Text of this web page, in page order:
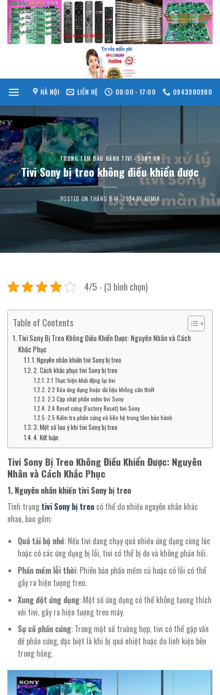
Skip
content
HÀ NỘI LIÊN HỆ 08:00 - 17:00 0943980980
TRUNG TÂM BẢO HÀNH TIVI - SONY VN
Tivi Sony bị treo không điều khiển được
POSTED ON THÁNG 9 14, 2024BYADMIN
4/5 - (3 bình chọn)
Table of Contents
Tivi Sony Bị Treo Không Điều Khiển Được: Nguyên Nhân và Cách
Khắc Phục
1. Nguyên nhân khiến tivi Sony bị treo
2. Cách khắc phục tivi Sony bị treo
2.1 Thực hiện khởi động lại tivi
2.2 Xóa ứng dụng hoặc dữ liệu không cần thiết
2.3 Cập nhật phần mềm tivi Sony
2.4 Reset cứng (Factory Reset) tivi Sony
2.5 Kiểm tra phần cứng và liên hệ trung tâm bảo hành
3. Một số lưu ý khi tivi Sony bị treo
4. Kết luận
Tivi Sony Bị Treo Không Điều Khiển Được: Nguyên
Nhân và Cách Khắc Phục
1. Nguyên nhân khiến tivi Sony bị treo
Tình trạng tivi Sony bị treo có thể do nhiều nguyên nhân khác
nhau, bao gồm:
Quá tải bộ nhớ: Nếu tivi đang chạy quá nhiều ứng dụng cùng lúc
hoặc có các ứng dụng bị lỗi, tivi có thể bị đơ và không phản hồi.
Phần mềm lỗi thời: Phiên bản phần mềm cũ hoặc có lỗi có thể
gây ra hiện tượng treo.
Xung đột ứng dụng: Một số ứng dụng có thể không tương thích
với tivi, gây ra hiện tượng treo máy.
Sự cố phần cứng: Trong một số trường hợp, tivi có thể gặp vấn
đề phần cứng, đặc biệt là khi bị quá nhiệt hoặc do linh kiện bên
trong hỏng.